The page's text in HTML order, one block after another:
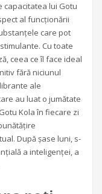
capacitatea lui Gotu
al funcționării
care pot
Cu toate
ceea ce îl face ideal
fără niciunul
ale
au luat o jumătate
Kola în fiecare zi
După șase luni, s-
a inteligenței, a